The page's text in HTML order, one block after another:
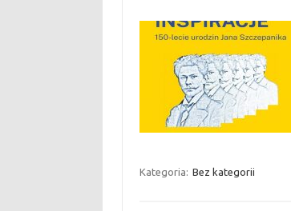
Kategoria: Bez kategorii